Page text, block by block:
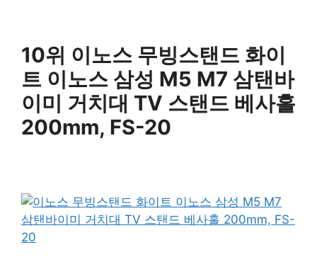
10위 이노스 무빙스탠드 화이
트 이노스 삼성 M5 M7 삼탠바
이미 거치대 TV 스탠드 베사홀
200mm, FS-20